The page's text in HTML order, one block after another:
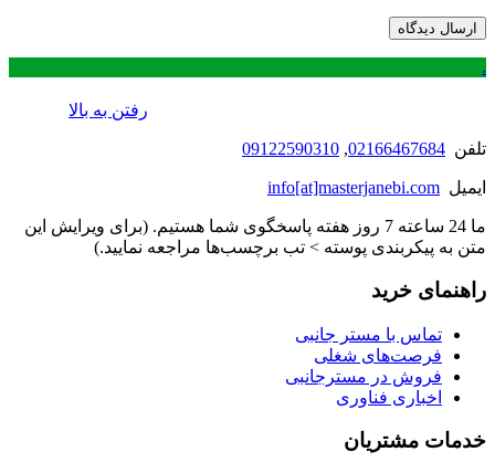
.
رفتن به بالا
تلفن 02166467684
,
09122590310
ایمیل info[at]masterjanebi.com
ما 24 ساعته 7 روز هفته پاسخگوی شما هستیم. (برای ویرایش این
متن به پیکربندی پوسته > تب برچسب‌ها مراجعه نمایید.)
راهنمای خرید
تماس با مستر جانبی
فرصت‌های شغلی
فروش در مسترجانبی
اخباری فناوری
خدمات مشتریان